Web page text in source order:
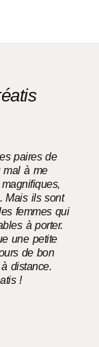
paires de
mal à me
Mais ils sont
femmes qui
à porter.
une petite
de bon
distance.
!